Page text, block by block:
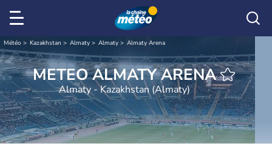
Météo Kazakhstan Almaty Almaty Almaty Arena
METEO ALMATY ARENA
Almaty - Kazakhstan (Almaty)